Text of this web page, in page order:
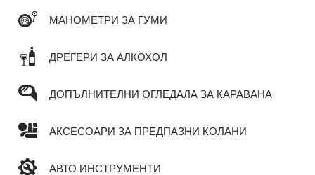
МАНОМЕТРИ ЗА ГУМИ
ДРЕГЕРИ ЗА АЛКОХОЛ
ДОПЪЛНИТЕЛНИ ОГЛЕДАЛА ЗА КАРАВАНА
АКСЕСОАРИ ЗА ПРЕДПАЗНИ КОЛАНИ
АВТО ИНСТРУМЕНТИ